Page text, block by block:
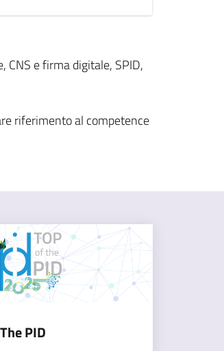
e firma digitale, SPID,
riferimento al competence
PID